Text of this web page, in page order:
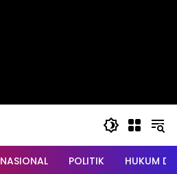
NASIONAL POLITIK HUKUM